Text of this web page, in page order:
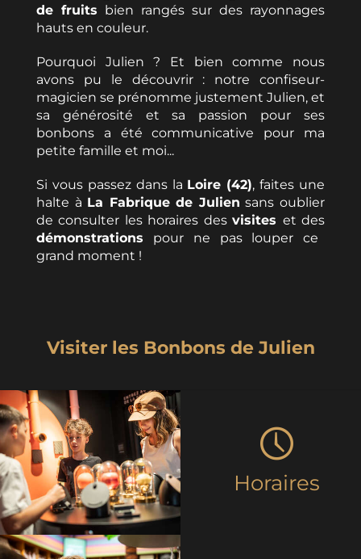
de fruits bien rangés sur des rayonnages
hauts en couleur.
Pourquoi Julien ? Et bien comme nous
avons pu le découvrir : notre confiseur-
magicien se prénomme justement Julien, et
sa générosité et sa passion pour ses
bonbons a été communicative pour ma
petite famille et moi...
Si vous passez dans la Loire (42), faites une
halte à La Fabrique de Julien sans oublier
de consulter les horaires desvisites et des
démonstrations pour ne pas louper ce
grand moment !
Visiter les Bonbons de Julien
Horaires